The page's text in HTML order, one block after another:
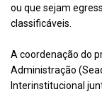
ou que sejam
classificáveis.
A coordenação do
Administração
Interinstitucional